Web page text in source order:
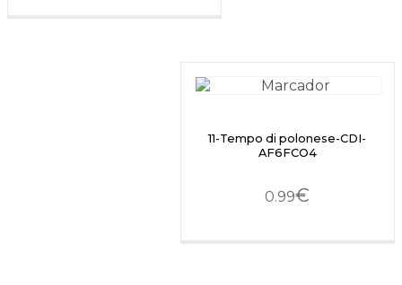
11-Tempo di polonese-CDI-
AF6FCO4
0.99€